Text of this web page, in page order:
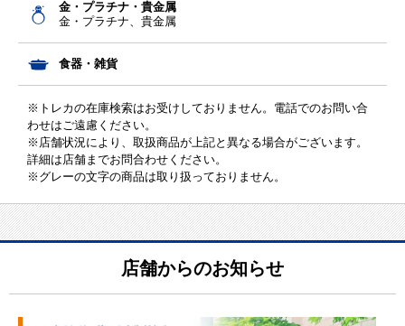
金・プラチナ・貴金属
金・プラチナ、貴金属
食器・雑貨
※トレカの在庫検索はお受けしておりません。電話でのお問い合
わせはご遠慮ください。
※店舗状況により、取扱商品が上記と異なる場合がございます。
詳細は店舗までお問合わせください。
※グレーの文字の商品は取り扱っておりません。
店舗からのお知らせ